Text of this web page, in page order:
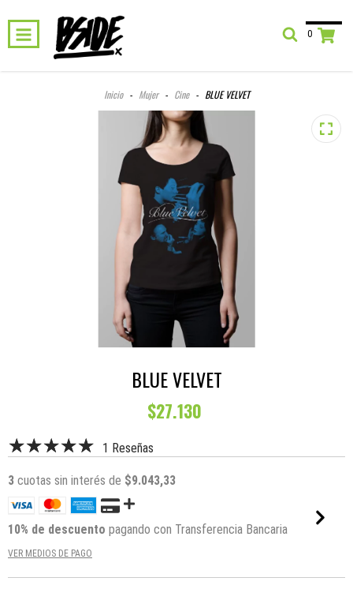
0
Inicio - Mujer - Cine - BLUE VELVET
BLUE VELVET
$27.130
1 Reseñas
3 cuotas sin interés de $9.043,33
10% de descuento pagando con Transferencia Bancaria
VER MEDIOS DE PAGO